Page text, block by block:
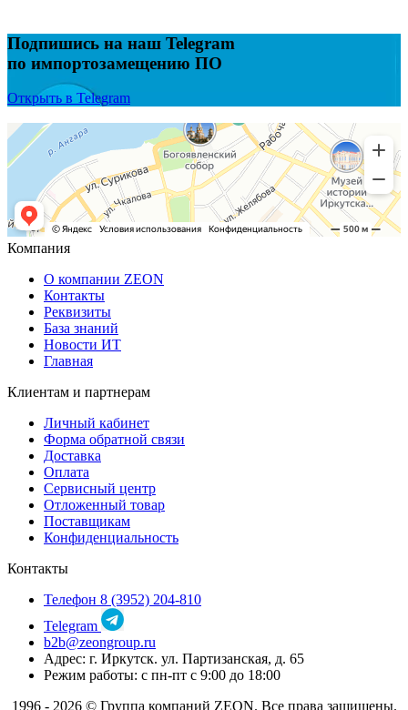
Подпишись на наш Telegram
по импортозамещению ПО
Открыть в Telegram
Компания
О компании ZEON
Контакты
Реквизиты
База знаний
Новости ИТ
Главная
Клиентам и партнерам
Личный кабинет
Форма обратной связи
Доставка
Оплата
Сервисный центр
Отложенный товар
Поставщикам
Конфиденциальность
Контакты
Телефон 8 (3952) 204-810
Telegram
b2b@zeongroup.ru
Адрес: г. Иркутск. ул. Партизанская, д. 65
Режим работы: с пн-пт с 9:00 до 18:00
1996 - 2026 © Группа компаний ZEON. Все права защищены.